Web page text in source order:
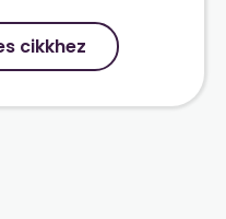
cikkhez